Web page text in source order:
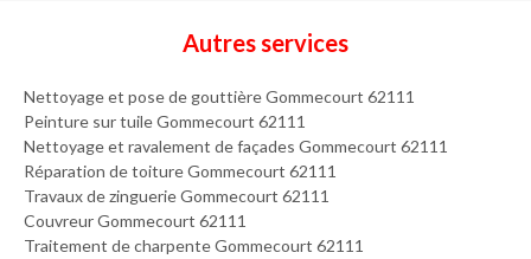
Autres services
Nettoyage et pose de gouttière Gommecourt 62111
Peinture sur tuile Gommecourt 62111
Nettoyage et ravalement de façades Gommecourt 62111
Réparation de toiture Gommecourt 62111
Travaux de zinguerie Gommecourt 62111
Couvreur Gommecourt 62111
Traitement de charpente Gommecourt 62111